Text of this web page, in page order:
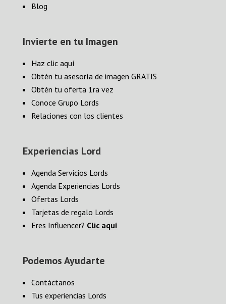
Blog
Invierte en tu Imagen
Haz clic aquí
Obtén tu asesoría de imagen GRATIS
Obtén tu oferta 1ra vez
Conoce Grupo Lords
Relaciones con los clientes
Experiencias Lord
Agenda Servicios Lords
Agenda Experiencias Lords
Ofertas Lords
Tarjetas de regalo Lords
Eres Influencer? Clic aquí
Podemos Ayudarte
Contáctanos
Tus experiencias Lords